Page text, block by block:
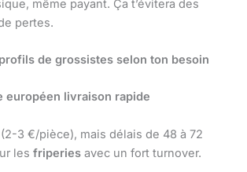
même payant. Ça t’évitera des
pertes.
de grossistes selon ton besoin
européen livraison rapide
3 €/pièce), mais délais de 48 à 72
les friperies avec un fort turnover.